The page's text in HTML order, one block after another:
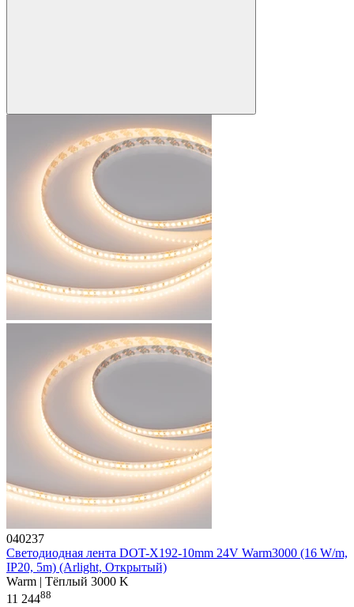
040237
Светодиодная лента DOT-X192-10mm 24V Warm3000 (16 W/m,
IP20, 5m) (Arlight, Открытый)
Warm | Тёплый 3000 K
11 24488